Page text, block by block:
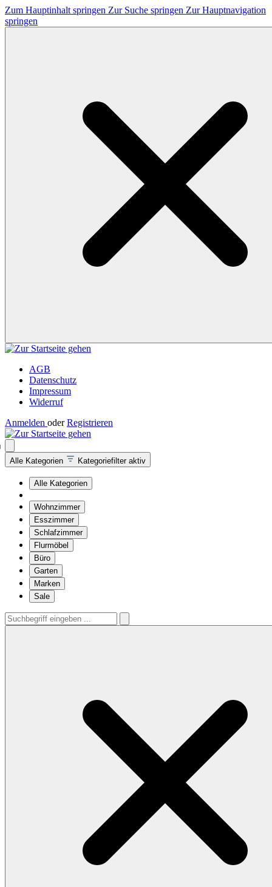
Zum Hauptinhalt springen Zur Suche springen Zur Hauptnavigation
springen
AGB
Datenschutz
Impressum
Widerruf
Anmelden oder Registrieren
Alle Kategorien Kategoriefilter aktiv
Alle Kategorien
Wohnzimmer
Esszimmer
Schlafzimmer
Flurmöbel
Büro
Garten
Marken
Sale